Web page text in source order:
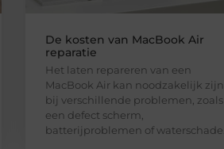
De kosten van MacBook Air
reparatie
Het laten repareren van een
MacBook Air kan noodzakelijk zijn
bij verschillende problemen, zoals
een defect scherm,
batterijproblemen of waterschade.